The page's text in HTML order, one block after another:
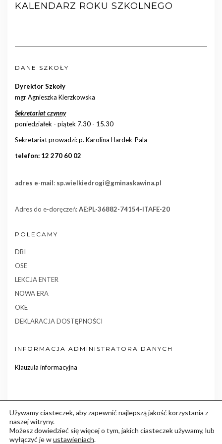
KALENDARZ ROKU SZKOLNEGO
DANE SZKOŁY
Dyrektor Szkoły
mgr Agnieszka Kierzkowska
Sekretariat czynny
poniedziałek - piątek 7.30 - 15.30
Sekretariat prowadzi: p. Karolina Hardek-Pala
telefon: 12 270 60 02
adres e-mail: sp.wielkiedrogi@gminaskawina.pl
Adres do e-doręczeń:AE:PL-36882-74154-ITAFE-20
POLECAMY
DBI
OSE
LEKCJA ENTER
NOWA ERA
OKE
DEKLARACJA DOSTĘPNOŚCI
INFORMACJA ADMINISTRATORA DANYCH
Klauzula informacyjna
Używamy ciasteczek, aby zapewnić najlepszą jakość korzystania z
naszej witryny.
Możesz dowiedzieć się więcej o tym, jakich ciasteczek używamy, lub
wyłączyć je wustawieniach.